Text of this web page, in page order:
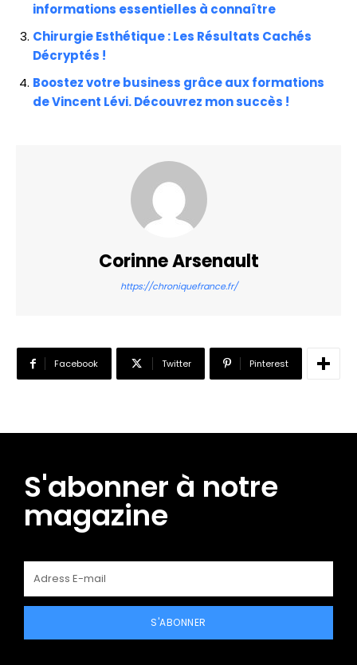
informations essentielles à connaître
Chirurgie Esthétique : Les Résultats Cachés
Décryptés !
Boostez votre business grâce aux formations
de Vincent Lévi. Découvrez mon succès !
Corinne Arsenault
https://chroniquefrance.fr/
Facebook Twitter Pinterest
S'abonner à notre
magazine
S'ABONNER